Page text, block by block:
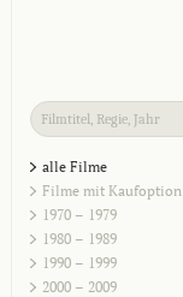
alle Filme
Filme mit Kaufoption
1970 – 1979
1980 – 1989
1990 – 1999
2000 – 2009